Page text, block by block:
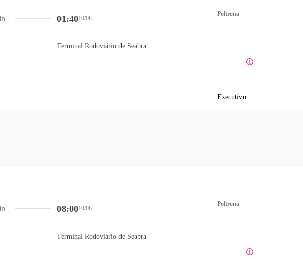
01:4010/08
Terminal Rodoviário de Seabra
Poltrona
Executivo
08:0010/08
Terminal Rodoviário de Seabra
Poltrona